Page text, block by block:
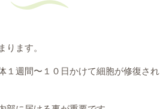
ます。
１週間〜１０日かけて細胞が修復され